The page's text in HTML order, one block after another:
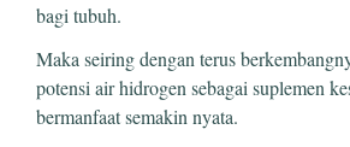
bagi tubuh.
Maka seiring dengan terus
potensi air hidrogen sebagai suplemen
bermanfaat semakin nyata.